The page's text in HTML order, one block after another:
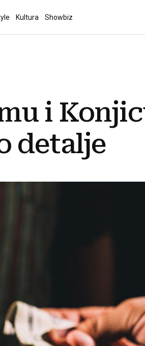
Kultura Showbiz
i
detalje